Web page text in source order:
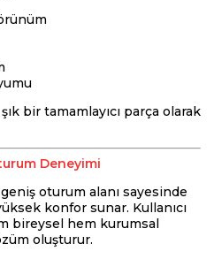
bir tamamlayıcı parça olarak
Deneyimi
oturum alanı sayesinde
konfor sunar. Kullanıcı
bireysel hem kurumsal
oluşturur.